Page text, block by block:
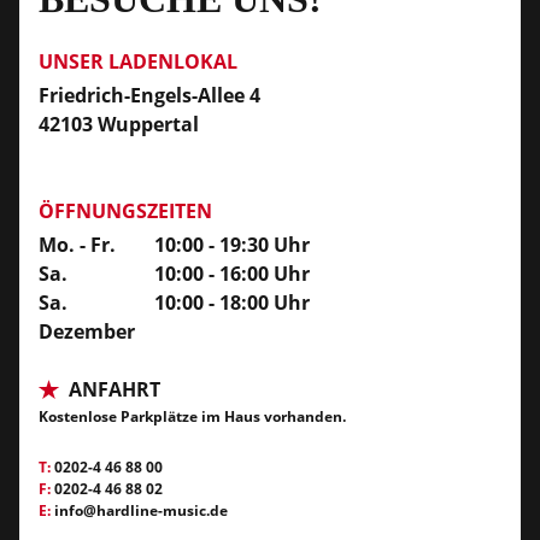
UNSER LADENLOKAL
Friedrich-Engels-Allee 4
42103 Wuppertal
ÖFFNUNGSZEITEN
Mo. - Fr.
10:00 - 19:30 Uhr
Sa.
10:00 - 16:00 Uhr
Sa.
Dezember
10:00 - 18:00 Uhr
ANFAHRT
Kostenlose Parkplätze im Haus vorhanden.
T:0202-4 46 88 00
F:0202-4 46 88 02
E: info@hardline-music.de